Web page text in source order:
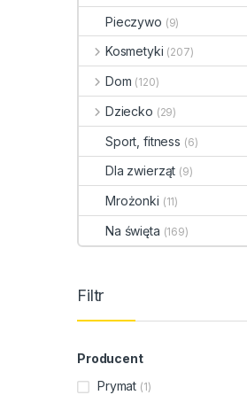
Pieczywo (9)
Kosmetyki (207)
Dom (120)
Dziecko (29)
Sport, fitness (6)
Dla zwierząt (9)
Mrożonki (11)
Na święta (169)
Filtr
Producent
Prymat (1)